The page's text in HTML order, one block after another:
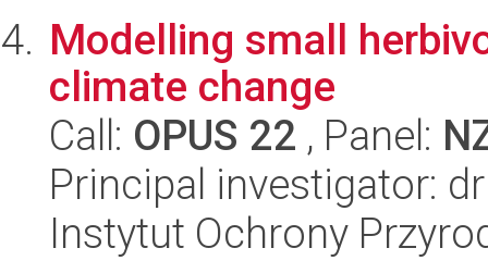
Modelling small
climate change
Call: OPUS 22 , Panel:
Principal investigator:
Instytut Ochrony